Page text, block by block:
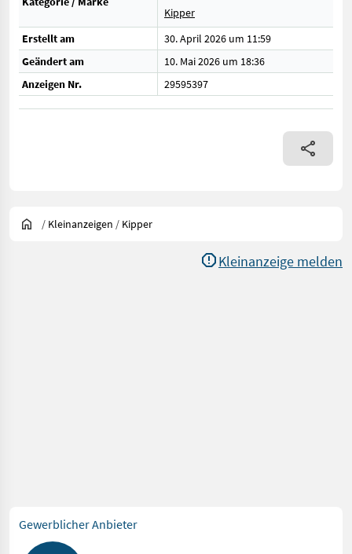
Kipper
Erstellt am
30. April 2026 um 11:59
Geändert am
10. Mai 2026 um 18:36
Anzeigen Nr.
29595397
/ Kleinanzeigen / Kipper
Kleinanzeige melden
Gewerblicher Anbieter